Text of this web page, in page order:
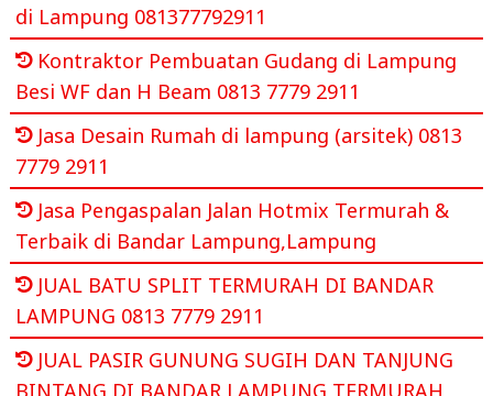
di Lampung 081377792911
Kontraktor Pembuatan Gudang di Lampung
Besi WF dan H Beam 0813 7779 2911
Jasa Desain Rumah di lampung (arsitek) 0813
7779 2911
Jasa Pengaspalan Jalan Hotmix Termurah &
Terbaik di Bandar Lampung,Lampung
JUAL BATU SPLIT TERMURAH DI BANDAR
LAMPUNG 0813 7779 2911
JUAL PASIR GUNUNG SUGIH DAN TANJUNG
BINTANG DI BANDAR LAMPUNG TERMURAH